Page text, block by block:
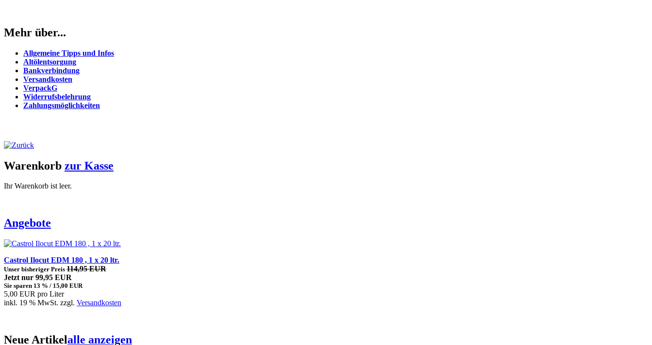
Mehr über...
Allgemeine Tipps und Infos
Altölentsorgung
Bankverbindung
Versandkosten
VerpackG
Widerrufsbelehrung
Zahlungsmöglichkeiten
Warenkorb zur Kasse
Ihr Warenkorb ist leer.
Angebote
Castrol Ilocut EDM 180 , 1 x 20 ltr.
Unser bisheriger Preis 114,95 EUR
Jetzt nur 99,95 EUR
Sie sparen 13 % / 15,00 EUR
5,00 EUR pro Liter
inkl. 19 % MwSt. zzgl. Versandkosten
Neue Artikelalle anzeigen